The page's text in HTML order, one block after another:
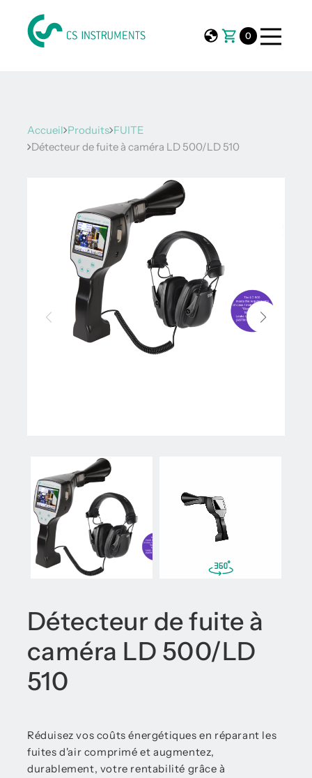
0
Accueil Produits FUITE
Détecteur de fuite à caméra LD 500/LD 510
Détecteur de fuite à
caméra LD 500/LD
510
Réduisez vos coûts énergétiques en réparant les
fuites d'air comprimé et augmentez,
durablement, votre rentabilité grâce à